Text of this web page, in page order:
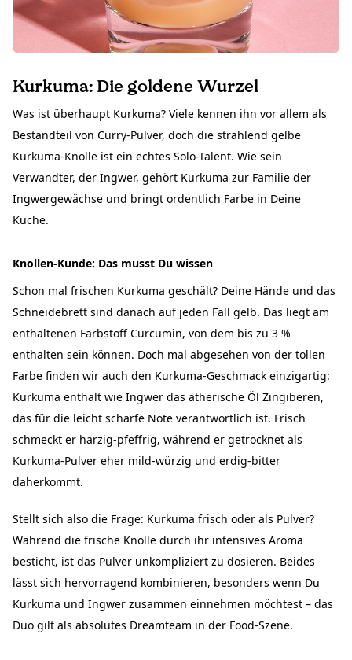
Kurkuma: Die goldene Wurzel
Was ist überhaupt Kurkuma? Viele kennen ihn vor allem als
Bestandteil von Curry-Pulver, doch die strahlend gelbe
Kurkuma-Knolle ist ein echtes Solo-Talent. Wie sein
Verwandter, der Ingwer, gehört Kurkuma zur Familie der
Ingwergewächse und bringt ordentlich Farbe in Deine
Küche.
Knollen-Kunde: Das musst Du wissen
Schon mal frischen Kurkuma geschält? Deine Hände und das
Schneidebrett sind danach auf jeden Fall gelb. Das liegt am
enthaltenen Farbstoff Curcumin, von dem bis zu 3 %
enthalten sein können. Doch mal abgesehen von der tollen
Farbe finden wir auch den Kurkuma-Geschmack einzigartig:
Kurkuma enthält wie Ingwer das ätherische Öl Zingiberen,
das für die leicht scharfe Note verantwortlich ist. Frisch
schmeckt er harzig-pfeffrig, während er getrocknet als
Kurkuma-Pulver eher mild-würzig und erdig-bitter
daherkommt.
Stellt sich also die Frage: Kurkuma frisch oder als Pulver?
Während die frische Knolle durch ihr intensives Aroma
besticht, ist das Pulver unkompliziert zu dosieren. Beides
lässt sich hervorragend kombinieren, besonders wenn Du
Kurkuma und Ingwer zusammen einnehmen möchtest – das
Duo gilt als absolutes Dreamteam in der Food-Szene.